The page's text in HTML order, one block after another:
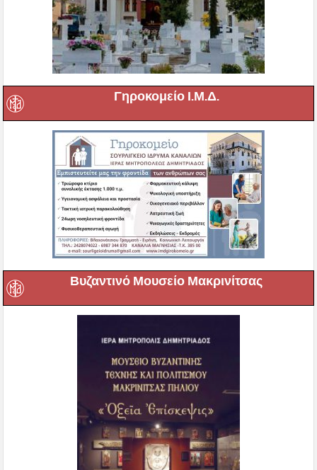
Γηροκομείο Ι.Μ.Δ.
Βυζαντινό Μουσείο Μακρινίτσας